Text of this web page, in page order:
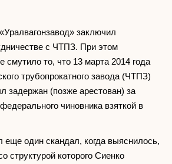
заключил
с ЧТПЗ. При этом
смутило то, что 13 марта 2014 года
трубопрокатного завода (ЧТПЗ)
задержан (позже арестован) за
чиновника взяткой в
еще один скандал, когда выяснилось,
структурой которого Сиенко